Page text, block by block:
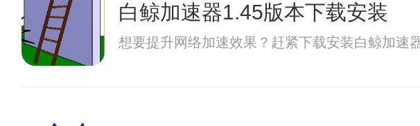
白鲸加速器1.45版本下载安装
想要提升网络加速效果？赶紧下载安装白鲸加速